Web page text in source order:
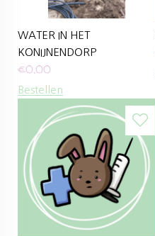
WATER IN HET
KONIJNENDORP
€0,00
Bestellen